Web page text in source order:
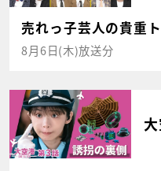
売れっ子芸人の貴重
8月6日(木)放送分